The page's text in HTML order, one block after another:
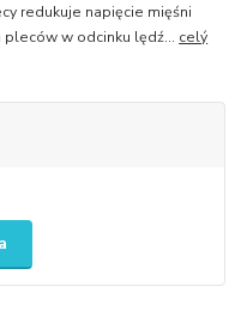
redukuje napięcie mięśni
w odcinku lędź... celý